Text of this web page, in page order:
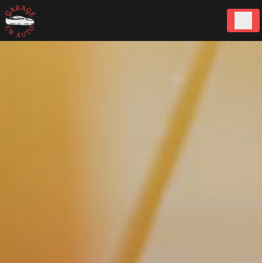
Panneau de gestion des cookies